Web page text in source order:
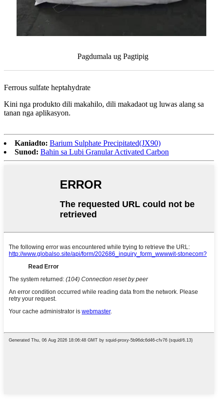
Pagdumala ug Pagtipig
Ferrous sulfate heptahydrate
Kini nga produkto dili makahilo, dili makadaot ug luwas alang sa
tanan nga aplikasyon.
Kaniadto: Barium Sulphate Precipitated(JX90)
Sunod: Bahin sa Lubi Granular Activated Carbon